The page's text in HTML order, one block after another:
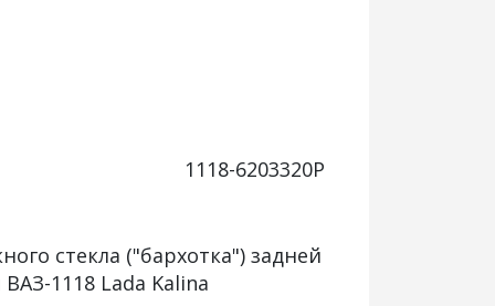
1118-6203320Р
стекла ("бархотка") задней
1118 Lada Kalina